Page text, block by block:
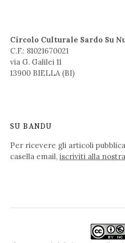
Circolo Culturale Sardo Su
C.F.: 81021670021
via G. Galilei 11
13900 BIELLA (BI)
SU BANDU
Per ricevere gli articoli
casella email, iscriviti alla